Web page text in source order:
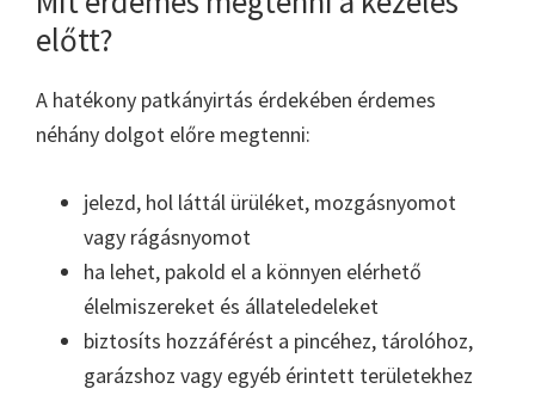
előtt?
A hatékony patkányirtás érdekében érdemes
néhány dolgot előre megtenni:
jelezd, hol láttál ürüléket, mozgásnyomot
vagy rágásnyomot
ha lehet, pakold el a könnyen elérhető
élelmiszereket és állateledeleket
biztosíts hozzáférést a pincéhez, tárolóhoz,
garázshoz vagy egyéb érintett területekhez